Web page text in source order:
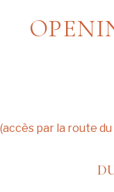
(accès par la route du